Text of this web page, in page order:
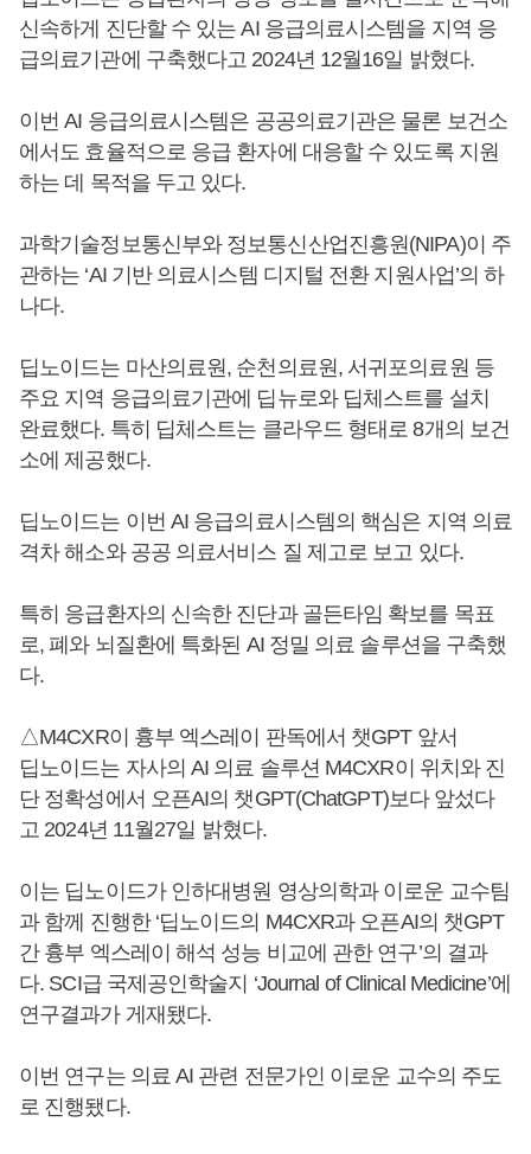
신속하게 진단할 수 있는 AI 응급의료시스템을 지역 응
급의료기관에 구축했다고 2024년 12월16일 밝혔다.
이번 AI 응급의료시스템은 공공의료기관은 물론 보건소
에서도 효율적으로 응급 환자에 대응할 수 있도록 지원
하는 데 목적을 두고 있다.
과학기술정보통신부와 정보통신산업진흥원(NIPA)이 주
관하는 ‘AI 기반 의료시스템 디지털 전환 지원사업’의 하
나다.
딥노이드는 마산의료원, 순천의료원, 서귀포의료원 등
주요 지역 응급의료기관에 딥뉴로와 딥체스트를 설치
완료했다. 특히 딥체스트는 클라우드 형태로 8개의 보건
소에 제공했다.
딥노이드는 이번 AI 응급의료시스템의 핵심은 지역 의료
격차 해소와 공공 의료서비스 질 제고로 보고 있다.
특히 응급환자의 신속한 진단과 골든타임 확보를 목표
로, 폐와 뇌질환에 특화된 AI 정밀 의료 솔루션을 구축했
다.
△M4CXR이 흉부 엑스레이 판독에서 챗GPT 앞서
딥노이드는 자사의 AI 의료 솔루션 M4CXR이 위치와 진
단 정확성에서 오픈AI의 챗GPT(ChatGPT)보다 앞섰다
고 2024년 11월27일 밝혔다.
이는 딥노이드가 인하대병원 영상의학과 이로운 교수팀
과 함께 진행한 ‘딥노이드의 M4CXR과 오픈AI의 챗GPT
간 흉부 엑스레이 해석 성능 비교에 관한 연구’의 결과
다. SCI급 국제공인학술지 ‘Journal of Clinical Medicine’에
연구결과가 게재됐다.
이번 연구는 의료 AI 관련 전문가인 이로운 교수의 주도
로 진행됐다.